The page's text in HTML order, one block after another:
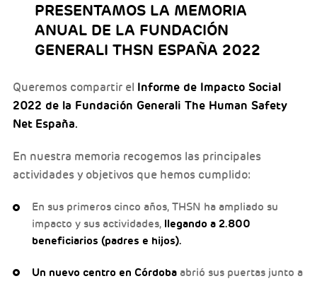
PRESENTAMOS LA MEMORIA
ANUAL DE LA FUNDACIÓN
GENERALI THSN ESPAÑA 2022
Queremos compartir el Informe de Impacto Social
2022 de la Fundación Generali The Human Safety
Net España.
En nuestra memoria recogemos las principales
actividades y objetivos que hemos cumplido:
En sus primeros cinco años, THSN ha ampliado su
impacto y sus actividades, llegando a 2.800
beneficiarios (padres e hijos).
Un nuevo centro en Córdobaabrió sus puertas junto a